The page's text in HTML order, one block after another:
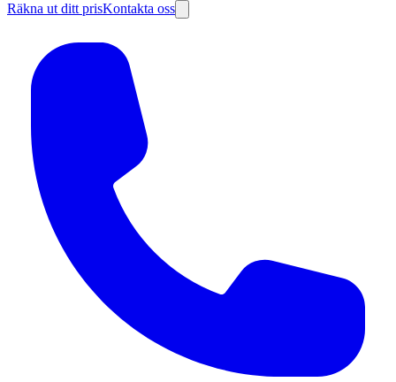
Räkna ut ditt prisKontakta oss